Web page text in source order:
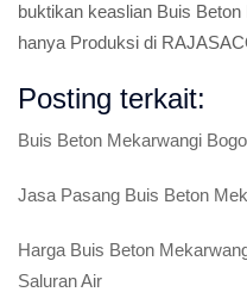
buktikan keaslian Buis
hanya Produksi di
Posting terkait:
Buis Beton Mekarwangi
Jasa Pasang Buis Beton
Harga Buis Beton
Saluran Air